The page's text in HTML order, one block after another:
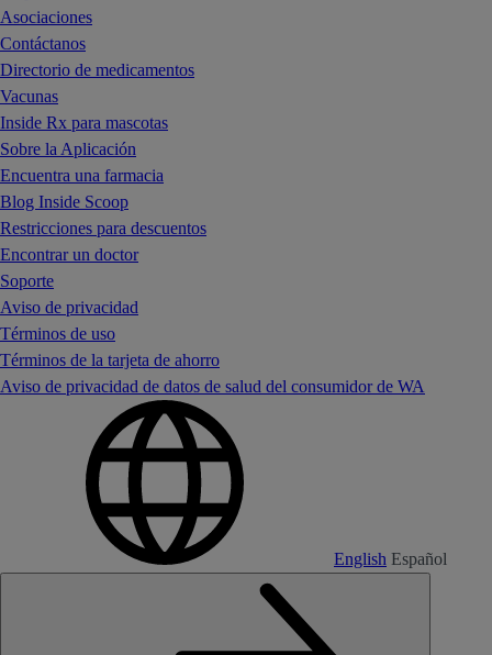
Asociaciones
Contáctanos
Directorio de medicamentos
Vacunas
Inside Rx para mascotas
Sobre la Aplicación
Encuentra una farmacia
Blog Inside Scoop
Restricciones para descuentos
Encontrar un doctor
Soporte
Aviso de privacidad
Términos de uso
Términos de la tarjeta de ahorro
Aviso de privacidad de datos de salud del consumidor de WA
English Español